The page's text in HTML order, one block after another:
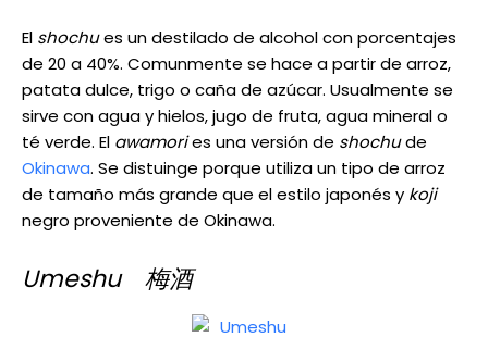
El shochues un destilado de alcohol con porcentajes
de 20 a 40%. Comunmente se hace a partir de arroz,
patata dulce, trigo o caña de azúcar. Usualmente se
sirve con agua y hielos, jugo de fruta, agua mineral o
té verde. El awamories una versión de shochude
Okinawa. Se distuinge porque utiliza un tipo de arroz
de tamaño más grande que el estilo japonés y koji
negro proveniente de Okinawa.
Umeshu 梅酒